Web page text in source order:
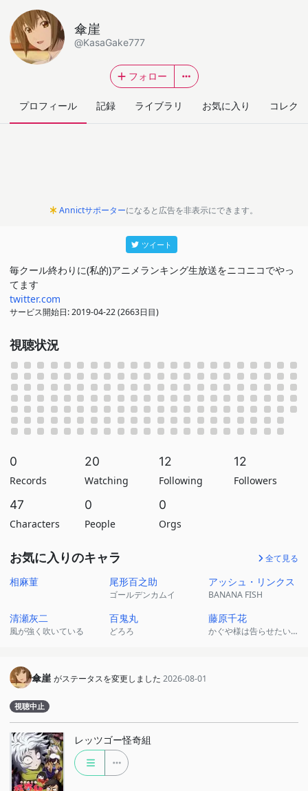
傘崖
@KasaGake777
フォロー
プロフィール 記録 ライブラリ お気に入り コレク
Annictサポーターになると広告を非表示にできます。
ツイート
毎クール終わりに(私的)アニメランキング生放送をニコニコでやっ
てます
twitter.com
サービス開始日: 2019-04-22 (2663日目)
視聴状況
0
Records
20
Watching
12
Following
12
Followers
47
Characters
0
People
0
Orgs
お気に入りのキャラ 全て見る
相麻菫 尾形百之助
ゴールデンカムイ
アッシュ・リンクス
BANANA FISH
清瀬灰二
風が強く吹いている
百鬼丸
どろろ
藤原千花
かぐや様は告らせたい〜天才たちの恋愛頭脳戦〜
傘崖 がステータスを変更しました 2026-08-01
視聴中止
レッツゴー怪奇組